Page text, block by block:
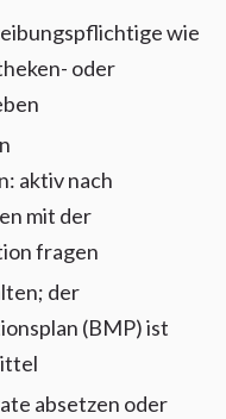
wie
oder
aktiv nach
mit der
fragen
der
(BMP) ist
absetzen oder